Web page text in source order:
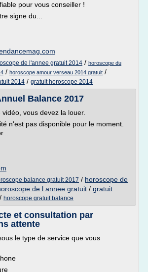
pour vous conseiller !
signe du...
de l'annee gratuit 2014 / horoscope du
/ horoscope amour verseau 2014 gratuit /
2014 / gratuit horoscope 2014
Balance 2017
vous devez la louer.
n'est pas disponible pour le moment.
balance gratuit 2017 / horoscope de
de l annee gratuit / gratuit
/ horoscope gratuit balance
et consultation par
attente
le type de service que vous